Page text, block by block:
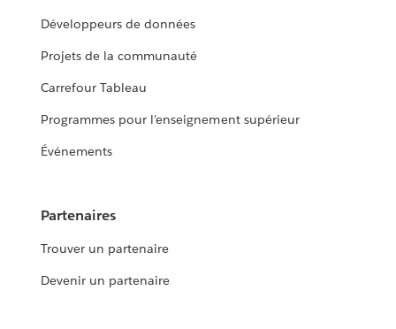
Développeurs de données
Projets de la communauté
Carrefour Tableau
Programmes pour l’enseignement supérieur
Événements
Partenaires
Trouver un partenaire
Devenir un partenaire